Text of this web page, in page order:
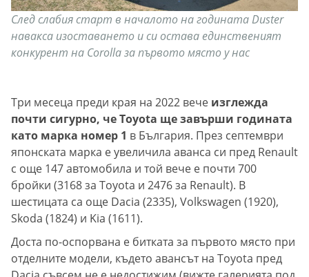
След слабия старт в началото на годината Duster
навакса изоставането и си остава единственият
конкурент на Corolla за първото място у нас
Три месеца преди края на 2022 вече изглежда
почти сигурно, че Toyota ще завърши годината
като марка номер 1 в България. През септември
японската марка е увеличила аванса си пред Renault
с още 147 автомобила и той вече е почти 700
бройки (3168 за Toyota и 2476 за Renault). В
шестицата са още Dacia (2335), Volkswagen (1920),
Skoda (1824) и Kia (1611).
Доста по-оспорвана е битката за първото място при
отделните модели, където авансът на Toyota пред